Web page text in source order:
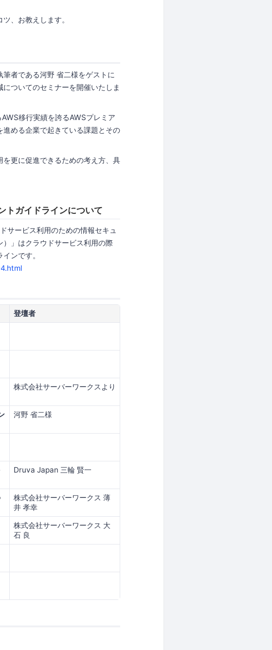
、お教えします。
者である河野 省二様をゲストに
ついてのセミナーを開催いたしま
移行実績を誇るAWSプレミア
める企業で起きている課題とその
更に促進できるための考え方、具
トガイドラインについて
サービス利用のための情報セキュ
」はクラウドサービス利用の際
ンです。
登壇者
株式会社サーバーワークスより
河野 省二様
Druva Japan 三輪 賢一
株式会社サーバーワークス 薄
井 孝幸
株式会社サーバーワークス 大
石 良